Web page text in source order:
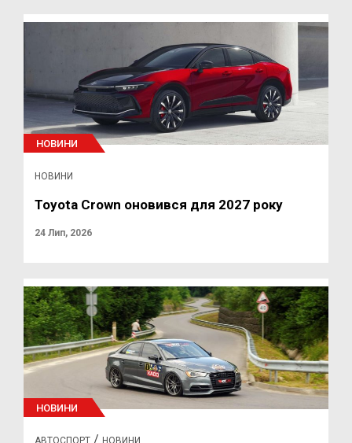
НОВИНИ
НОВИНИ
Toyota Crown оновився для 2027 року
24 Лип, 2026
НОВИНИ
АВТОСПОРТ / НОВИНИ